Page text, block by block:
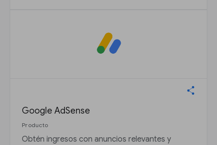
Google AdSense
Producto
Obtén ingresos con anuncios relevantes y